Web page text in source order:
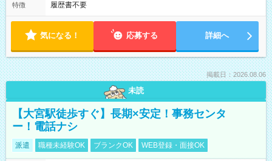
特徴 履歴書不要
気になる！ 応募する 詳細へ
掲載日：2026.08.06
未読
【大宮駅徒歩すぐ】長期×安定！事務センタ
ー！電話ナシ
派遣 職種未経験OK ブランクOK WEB登録・面接OK